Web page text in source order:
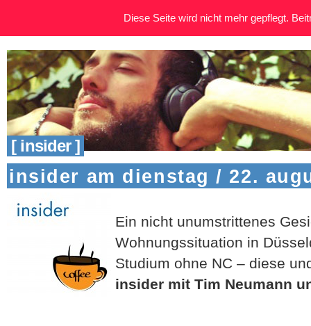
[ insider ]
insider am dienstag / 22.
Ein nicht unumstrittenes
Wohnungssituation in
Studium ohne NC – diese
insider mit Tim Neumann
Diese Seite wird nicht mehr gepflegt.